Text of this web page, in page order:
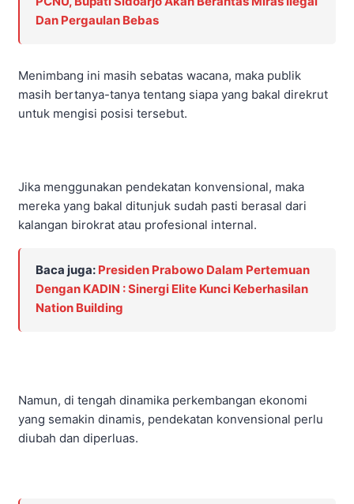
Dan Pergaulan Bebas
Menimbang ini masih sebatas wacana, maka publik
masih bertanya-tanya tentang siapa yang bakal direkrut
untuk mengisi posisi tersebut.
Jika menggunakan pendekatan konvensional, maka
mereka yang bakal ditunjuk sudah pasti berasal dari
kalangan birokrat atau profesional internal.
Baca juga: Presiden Prabowo Dalam Pertemuan
Dengan KADIN : Sinergi Elite Kunci Keberhasilan
Nation Building
Namun, di tengah dinamika perkembangan ekonomi
yang semakin dinamis, pendekatan konvensional perlu
diubah dan diperluas.